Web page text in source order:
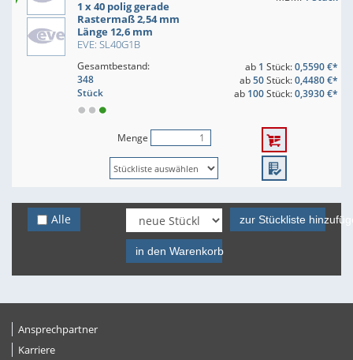
1 x 40 polig gerade
Rastermaß 2,54 mm
Länge 12,6 mm
EVE: SL40G1B
Gesamtbestand:
348
Stück
ab 1 Stück:0,5590 €*
ab50Stück:0,4480 €*
ab 100Stück:0,3930 €*
Menge
Alle zur Stückliste
in den Warenkorb
Ansprechpartner
Karriere